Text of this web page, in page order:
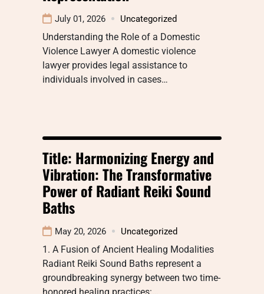
July 01, 2026 Uncategorized
Understanding the Role of a Domestic
Violence Lawyer A domestic violence
lawyer provides legal assistance to
individuals involved in cases…
Title: Harmonizing Energy and
Vibration: The Transformative
Power of Radiant Reiki Sound
Baths
May 20, 2026 Uncategorized
1. A Fusion of Ancient Healing Modalities
Radiant Reiki Sound Baths represent a
groundbreaking synergy between two time-
honored healing practices:…